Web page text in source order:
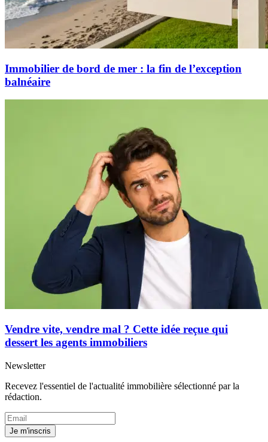
Immobilier de bord de mer : la fin de l’exception
balnéaire
Vendre vite, vendre mal ? Cette idée reçue qui
dessert les agents immobiliers
Newsletter
Recevez l'essentiel de l'actualité immobilière sélectionné par la
rédaction.
Je m'inscris